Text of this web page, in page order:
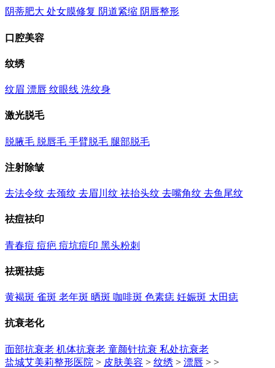
阴蒂肥大 处女膜修复 阴道紧缩 阴唇整形
口腔美容
纹绣
纹眉 漂唇 纹眼线 洗纹身
激光脱毛
脱腋毛 脱唇毛 手臂脱毛 腿部脱毛
注射除皱
去法令纹 去颈纹 去眉川纹 祛抬头纹 去嘴角纹 去鱼尾纹
祛痘祛印
青春痘 痘疤 痘坑痘印 黑头粉刺
祛斑祛痣
黄褐斑 雀斑 老年斑 晒斑 咖啡斑 色素痣 妊娠斑 太田痣
抗衰老化
面部抗衰老 机体抗衰老 童颜针抗衰 私处抗衰老
盐城艾美莉整形医院 > 皮肤美容 > 纹绣 > 漂唇 > >